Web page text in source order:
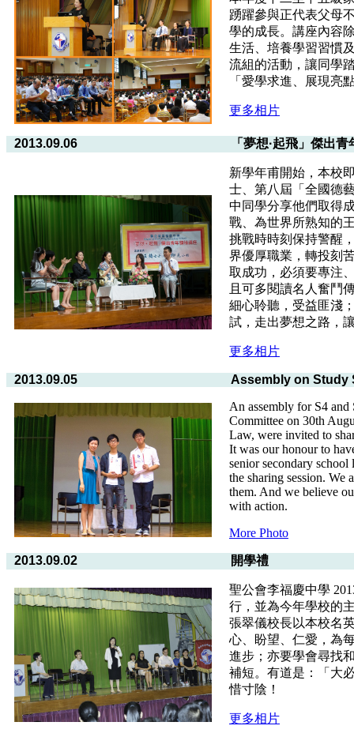
踴躍參與正代表父母
學的成長。講座內容
生活、培養學習習慣
流組的活動，讓同學
「愛學求進、展現亮
更多相片
2013.09.06 「夢想·起飛」傑出
新學年甫開始，本校
士、第八屆「全國德
中同學分享他們取得
戰、為世界所熟知的
挑戰時時刻保持警醒
界優厚職業，轉投刻
取成功，必須要專注
且可多閱讀名人奮鬥
細心聆聽，受益匪淺
試，走出夢想之路，
更多相片
2013.09.05
Assembly on Study
An assembly for S4 and
Committee on 30th
Law, were invited to
It was our honour to
senior secondary
the sharing session. We
them. And we believe
with action.
More Photo
2013.09.02 開學禮
聖公會李福慶中學
行，並為今年學校的
張翠儀校長以本校名
心、盼望、仁愛，為
進步；亦要學會尋找
補短。有道是：「大
惜寸陰！
更多相片